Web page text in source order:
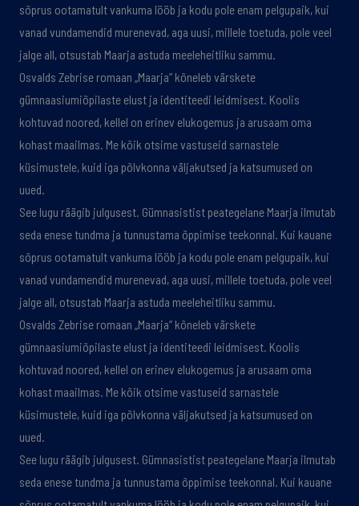
sõprus ootamatult vankuma lööb ja kodu pole enam pelgupaik, kui
vanad vundamendid murenevad, aga uusi, millele toetuda, pole veel
jalge all, otsustab Maarja astuda meeleheitliku sammu.
Osvalds Zebrise romaan „Maarja“ kõneleb värskete
gümnaasiumiõpilaste elust ja identiteedi leidmisest. Koolis
kohtuvad noored, kellel on erinev elukogemus ja arusaam oma
kohast maailmas. Me kõik otsime vastuseid sarnastele
küsimustele, kuid iga põlvkonna väljakutsed ja katsumused on
uued.
See lugu räägib julgusest. Gümnasistist peategelane Maarja ilmutab
seda enese tundma ja tunnustama õppimise teekonnal. Kui kauane
sõprus ootamatult vankuma lööb ja kodu pole enam pelgupaik, kui
vanad vundamendid murenevad, aga uusi, millele toetuda, pole veel
jalge all, otsustab Maarja astuda meeleheitliku sammu.
Osvalds Zebrise romaan „Maarja“ kõneleb värskete
gümnaasiumiõpilaste elust ja identiteedi leidmisest. Koolis
kohtuvad noored, kellel on erinev elukogemus ja arusaam oma
kohast maailmas. Me kõik otsime vastuseid sarnastele
küsimustele, kuid iga põlvkonna väljakutsed ja katsumused on
uued.
See lugu räägib julgusest. Gümnasistist peategelane Maarja ilmutab
seda enese tundma ja tunnustama õppimise teekonnal. Kui kauane